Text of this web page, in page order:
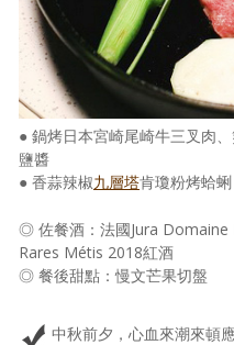
● 鍋烤日本宮崎尾崎牛三叉肉
鹽醬
● 香蒜辣椒九層塔肯瓊粉烤蛤蜊
◎ 佐餐酒：法國Jura Domaine
Rares Métis 2018紅酒
◎ 餐後甜點：慢文芒果切盤
中秋前夕，心血來潮來頓